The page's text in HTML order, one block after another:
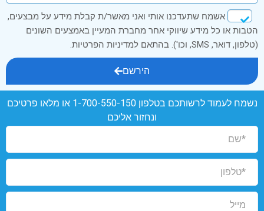
אשמח שתעדכנו אותי ואני מאשר/ת קבלת מידע על מבצעים,
הטבות או כל מידע שיווקי אחר מחברת המעיין באמצעים השונים
(טלפון, דואר, SMS, וכו'). בהתאם למדיניות הפרטיות.
הירשם
נשמח לעמוד לרשותכם בטלפון1-700-550-150 או מלאו פרטיכם
ונחזור אליכם